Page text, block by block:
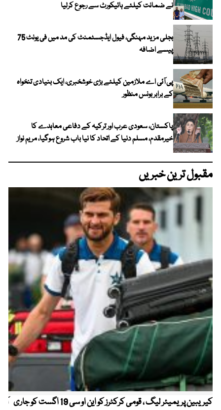
نے ضمانت کیلئے ہائیکورٹ سے رجوع کرلیا
بجلی مزید مہنگی، فیول ایڈجسٹمنٹ کی مد میں فی یونٹ 75
پیسے اضافہ
پی آئی اے ملازمین کیلئے بڑی خوشخبری، ایک بنیادی تنخواہ
کے برابر بونس منظور
پاکستان، سعودی عرب اور ترکیہ کے دفاعی معاہدے کا
خیرمقدم، مسلم دنیا کے اتحاد کا نیا باب شروع ہوگیا، مریم نواز
مقبول ترین خبریں
کیریبین پریمیئر لیگ ، قومی کرکٹرز کو این او سی 19 اگست کو جاری